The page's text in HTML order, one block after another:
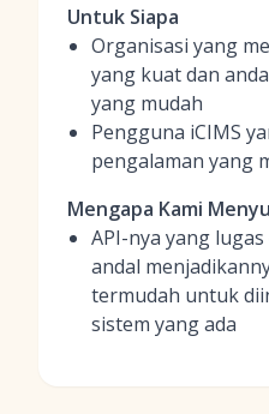
Untuk Siapa
Organisasi yang
yang kuat dan
yang mudah
Pengguna iCIMS
pengalaman yang
Mengapa Kami
API-nya yang
andal
termudah untuk
sistem yang ada